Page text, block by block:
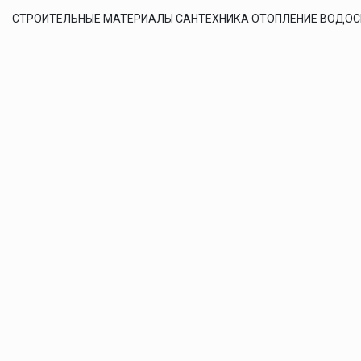
СТРОИТЕЛЬНЫЕ МАТЕРИАЛЫ САНТЕХНИКА ОТОПЛЕНИЕ